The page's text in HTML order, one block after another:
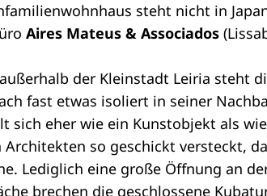
steht nicht in
Aires Mateus & Associados
der Kleinstadt Leiria steht
fast etwas isoliert in seiner
sich eher wie ein Kunstobjekt als
Architekten so geschickt versteckt,
Lediglich eine große Öffnung an
brechen die geschlossene